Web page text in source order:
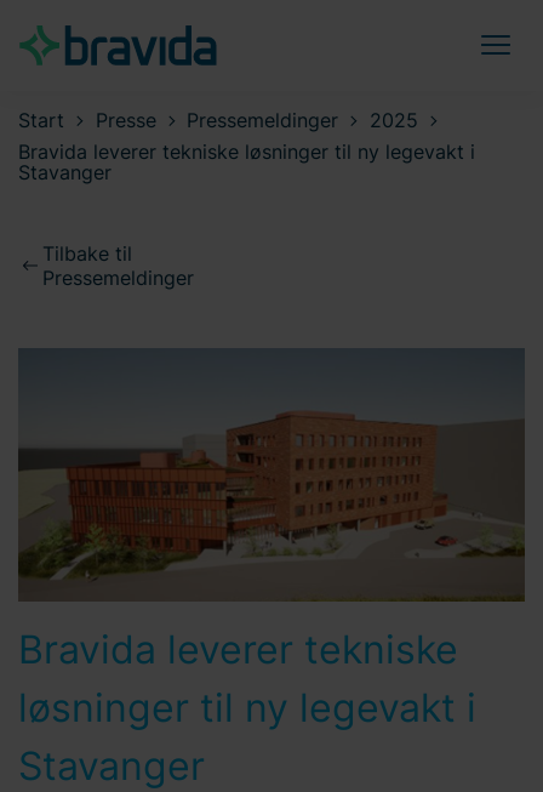
Start Presse Pressemeldinger
2025
Bravida leverer tekniske løsninger til ny legevakt i
Stavanger
Tilbake til
Pressemeldinger
Bravida leverer tekniske
løsninger til ny legevakt i
Stavanger